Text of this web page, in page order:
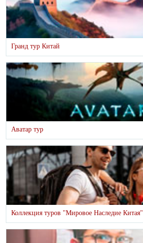
Гранд тур Китай
Аватар тур
Коллекция туров "Мировое Наследие Китая"